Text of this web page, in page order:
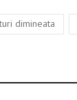
dimineata